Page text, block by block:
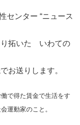
センター “ニュース
り拓いた いわての
お送りします。
で得た賃金で生活をす
運動家のこと。